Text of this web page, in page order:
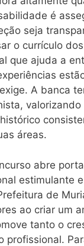
é
seja
o currículo
que ajuda a
A banca
valorizando
áreas.
abre
estimulante
de
ao criar um
tanto o
profissional.